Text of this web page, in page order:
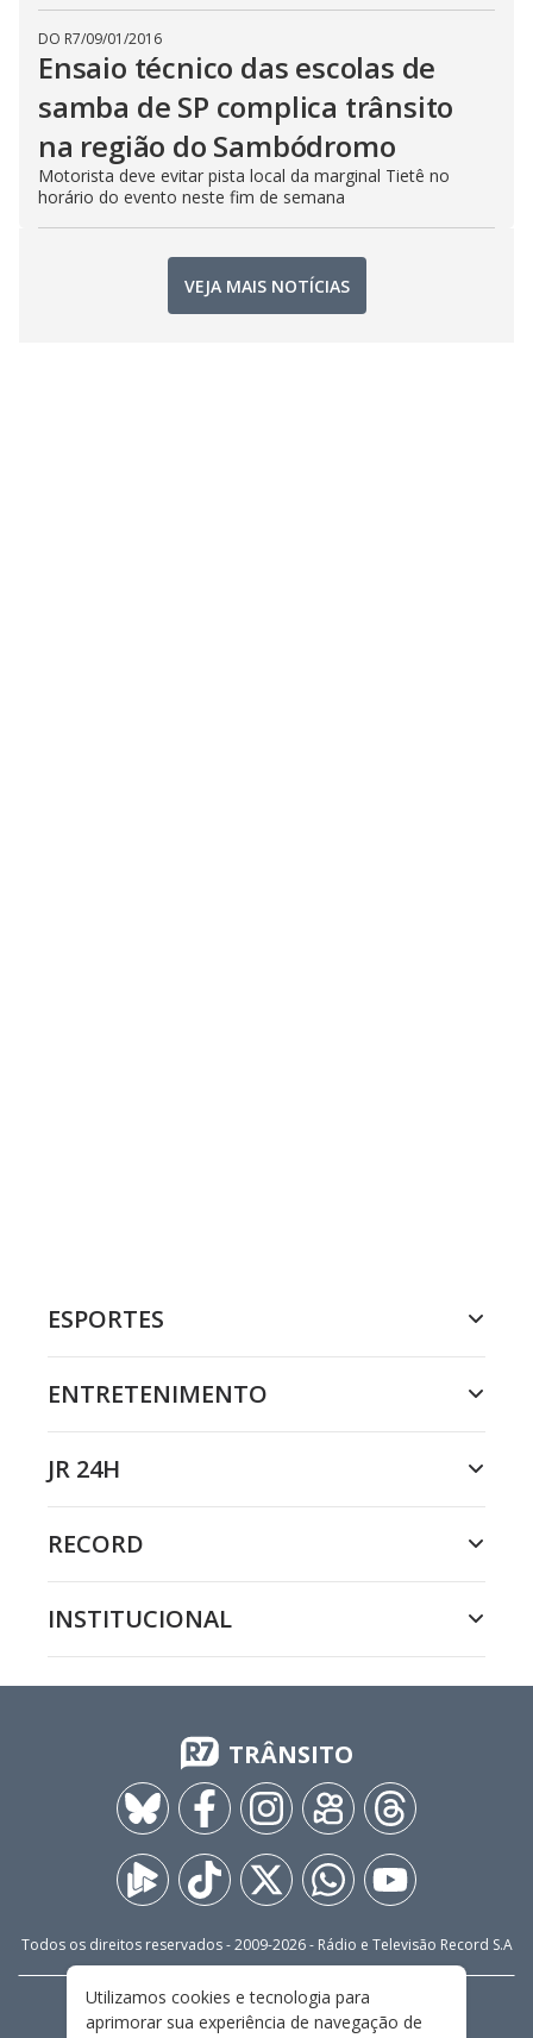
DO R7/09/01/2016
Ensaio técnico das escolas de
samba de SP complica trânsito
na região do Sambódromo
Motorista deve evitar pista local da marginal Tietê no
horário do evento neste fim de semana
VEJA MAIS NOTÍCIAS
ESPORTES
ENTRETENIMENTO
JR 24H
RECORD
INSTITUCIONAL
TRÂNSITO
Todos os direitos reservados - 2009-2026- Rádio e Televisão Record S.A
FALE CONOSCO
PRIVACIDADE
Utilizamos cookies e tecnologia para
aprimorar sua experiência de navegação de